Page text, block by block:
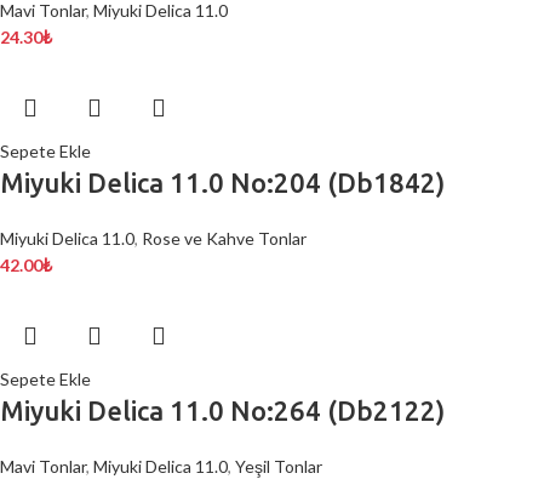
Mavi Tonlar, Miyuki Delica 11.0
24.30₺
Sepete Ekle
Miyuki Delica 11.0 No:204 (Db1842)
Miyuki Delica 11.0, Rose ve Kahve Tonlar
42.00₺
Sepete Ekle
Miyuki Delica 11.0 No:264 (Db2122)
Mavi Tonlar, Miyuki Delica 11.0, Yeşil Tonlar